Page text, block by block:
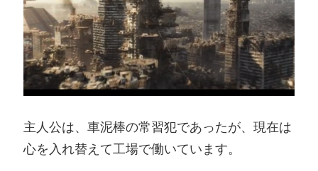
主人公は、車泥棒の常習犯であったが、現在は
心を入れ替えて工場で働いています。